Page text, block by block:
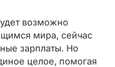
возможно
мира, сейчас
зарплаты. Но
целое, помогая